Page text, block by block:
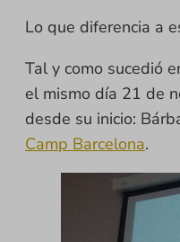
Lo que diferencia a
Tal y como sucedió
el mismo día 21 de
desde su inicio:
Camp Barcelona.